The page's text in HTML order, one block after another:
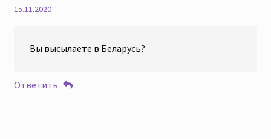
15.11.2020
Вы высылаете в Беларусь?
Ответить